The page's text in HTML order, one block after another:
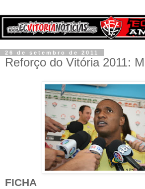
26 de setembro de 2011
Reforço do Vitória 2011:
FICHA